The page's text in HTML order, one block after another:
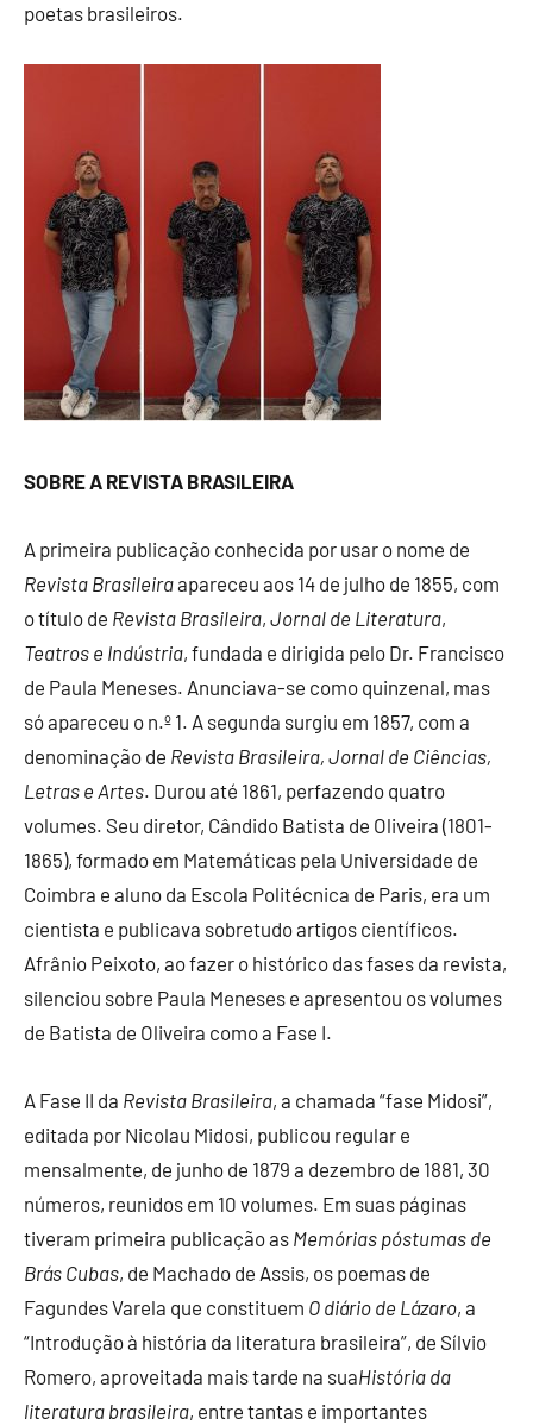
poetas brasileiros.
SOBRE A REVISTA BRASILEIRA
A primeira publicação conhecida por usar o nome de
Revista Brasileiraapareceu aos 14 de julho de 1855, com
o título de Revista Brasileira, Jornal de Literatura,
Teatros e Indústria, fundada e dirigida pelo Dr. Francisco
de Paula Meneses. Anunciava-se como quinzenal, mas
só apareceu o n.º 1. A segunda surgiu em 1857, com a
denominação de Revista Brasileira, Jornal de Ciências,
Letras e Artes. Durou até 1861, perfazendo quatro
volumes. Seu diretor, Cândido Batista de Oliveira (1801-
1865), formado em Matemáticas pela Universidade de
Coimbra e aluno da Escola Politécnica de Paris, era um
cientista e publicava sobretudo artigos científicos.
Afrânio Peixoto, ao fazer o histórico das fases da revista,
silenciou sobre Paula Meneses e apresentou os volumes
de Batista de Oliveira como a Fase I.
A Fase II da Revista Brasileira, a chamada “fase Midosi”,
editada por Nicolau Midosi, publicou regular e
mensalmente, de junho de 1879 a dezembro de 1881, 30
números, reunidos em 10 volumes. Em suas páginas
tiveram primeira publicação as Memórias póstumas de
Brás Cubas, de Machado de Assis, os poemas de
Fagundes Varela que constituem O diário de Lázaro, a
“Introdução à história da literatura brasileira”, de Sílvio
Romero, aproveitada mais tarde na suaHistória da
literatura brasileira, entre tantas e importantes